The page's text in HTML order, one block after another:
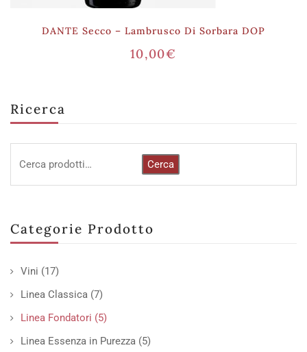
Ricerca
Cerca
Categorie Prodotto
Vini (17)
Linea Classica (7)
Linea Fondatori (5)
Linea Essenza in Purezza (5)
DANTE Secco – Lambrusco Di Sorbara DOP
10,00€